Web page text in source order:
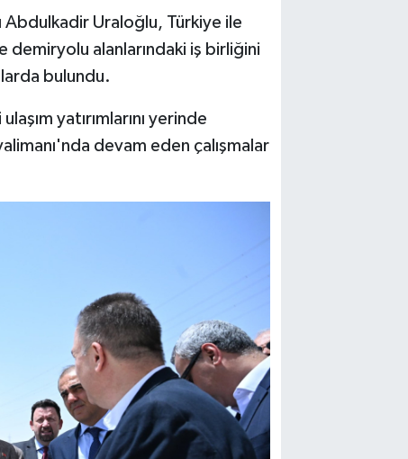
Abdulkadir Uraloğlu, Türkiye ile
demiryolu alanlarındaki iş birliğini
bulundu.
yatırımlarını yerinde
devam eden çalışmalar